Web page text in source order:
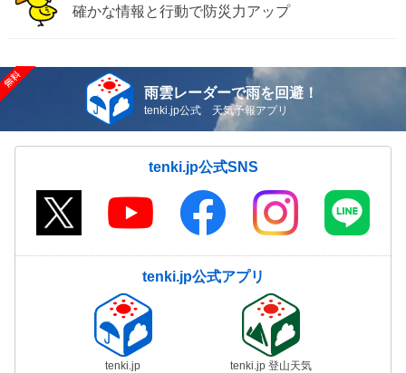
確かな情報と行動で防災力アップ
雨雲レーダーで雨を回避！
tenki.jp公式 天気予報アプリ
tenki.jp公式SNS
tenki.jp公式アプリ
tenki.jp tenki.jp 登山天気